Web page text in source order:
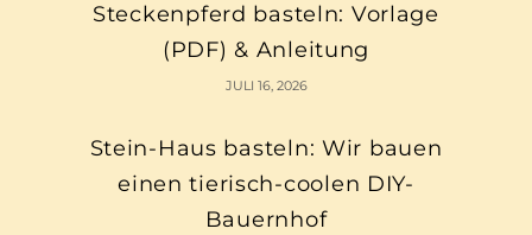
Steckenpferd basteln: Vorlage
(PDF) & Anleitung
JULI 16, 2026
Stein-Haus basteln: Wir bauen
einen tierisch-coolen DIY-
Bauernhof